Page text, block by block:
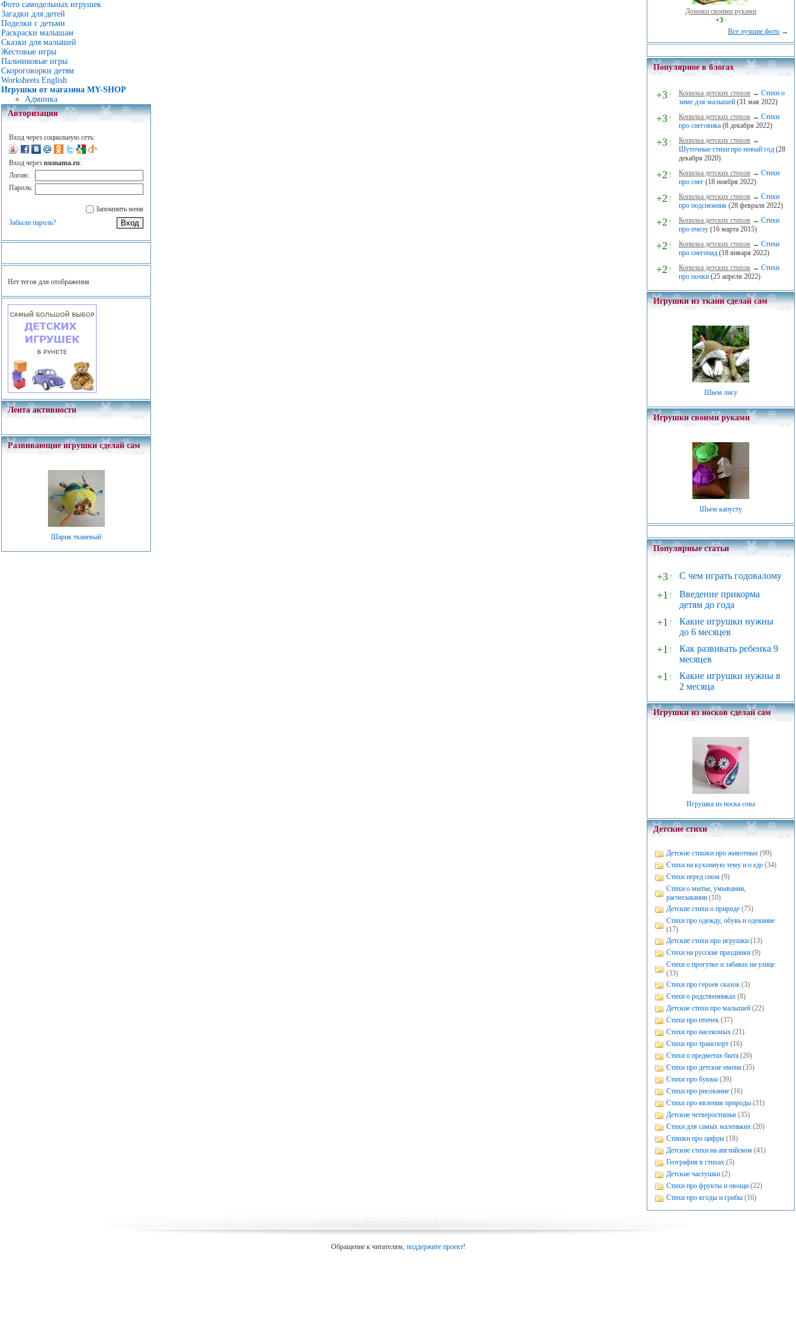
Фото самодельных игрушек
Загадки для детей
Поделки с детьми
Раскраски малышам
Сказки для малышей
Жестовые игры
Пальчиковые игры
Скороговорки детям
Worksheets English
Игрушки от магазина MY-SHOP
Админка
Авторизация
Вход через социальную сеть:
Вход через numama.ru:
Логин:
Пароль:
Запомнить меня
Забыли пароль?
Нет тегов для отображения
Лента активности
Развивающие игрушки сделай сам
Шарик тканевый
Домики своими руками
+3↑
Все лучшие фото →
Популярное в блогах
+3↑ Копилка детских стихов → Стихи о
зиме для малышей (31 мая 2022)
+3↑ Копилка детских стихов → Стихи
про снеговика (8 декабря 2022)
+3↑ Копилка детских стихов →
Шуточные стихи про новый год (28
декабря 2020)
+2↑ Копилка детских стихов → Стихи
про снег (18 ноября 2022)
+2↑ Копилка детских стихов → Стихи
про подснежник (28 февраля 2022)
+2↑ Копилка детских стихов → Стихи
про пчелу (16 марта 2015)
+2↑ Копилка детских стихов → Стихи
про снегопад (18 января 2022)
+2↑ Копилка детских стихов → Стихи
про почки (25 апреля 2022)
Игрушки из ткани сделай сам
Шьем лису
Игрушки своими руками
Шьем капусту
Популярные статьи
+3↑ С чем играть годовалому
+1↑
Введение прикорма
детям до года
+1↑
Какие игрушки нужны
до 6 месяцев
+1↑
Как развивать ребенка 9
месяцев
+1↑
Какие игрушки нужны в
2 месяца
Игрушки из носков сделай сам
Игрушка из носка сова
Детские стихи
Детские стишки про животных (99)
Стихи на кухонную тему и о еде (34)
Стихи перед сном (9)
Стихи о мытье, умывании,
расчесывании (10)
Детские стихи о природе (75)
Стихи про одежду, обувь и одевание
(17)
Детские стихи про игрушки (13)
Стихи на русские праздники (9)
Стихи о прогулке и забавах на улице
(33)
Стихи про героев сказок (3)
Стихи о родственниках (8)
Детские стихи про малышей (22)
Стихи про птичек (37)
Стихи про насекомых (21)
Стихи про транспорт (16)
Стихи о предметах быта (20)
Стихи про детские имена (35)
Стихи про буквы (39)
Стихи про рисование (16)
Стихи про явления природы (31)
Детские четверостишья (35)
Стихи для самых маленьких (20)
Стишки про цифры (18)
Детские стихи на английском (41)
География в стихах (5)
Детские частушки (2)
Стихи про фрукты и овощи (22)
Стихи про ягоды и грибы (16)
Обращение к читателям, поддержите проект!